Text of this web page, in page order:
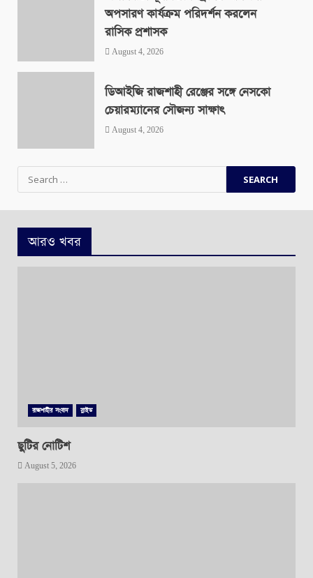
অপসারণ কার্যক্রম পরিদর্শন করলেন
রাসিক প্রশাসক
August 4, 2026
ডিআইজি রাজশাহী রেঞ্জের সঙ্গে নেসকো
চেয়ারম্যানের সৌজন্য সাক্ষাৎ
August 4, 2026
Search
for:
আরও খবর
রাজশাহীর সংবাদ স্লাইড
ছুটির নোটিশ
August 5, 2026